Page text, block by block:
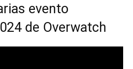
evento
de Overwatch